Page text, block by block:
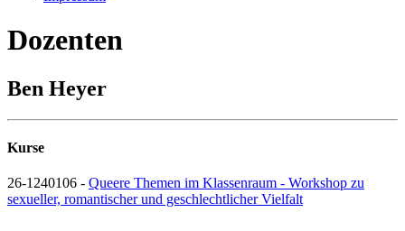
Dozenten
Ben Heyer
Kurse
26-1240106 - Queere Themen im Klassenraum - Workshop zu
sexueller, romantischer und geschlechtlicher Vielfalt